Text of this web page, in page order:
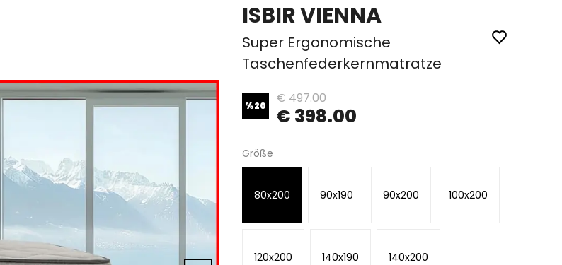
ISBIR VIENNA
Super Ergonomische
Taschenfederkernmatratze
%20 € 497.00
€ 398.00
Größe
80x200 90x190 90x200 100x200
120x200 140x190 140x200